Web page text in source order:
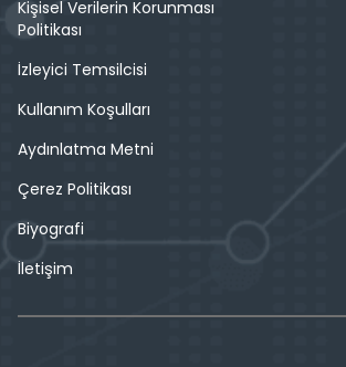
Kişisel Verilerin Korunması
Politikası
İzleyici Temsilcisi
Kullanım Koşulları
Aydınlatma Metni
Çerez Politikası
Biyografi
İletişim